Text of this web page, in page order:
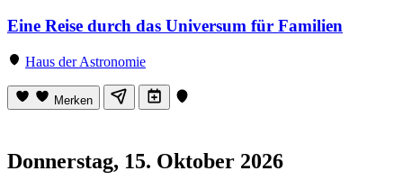
Eine Reise durch das Universum für Familien
Haus der Astronomie
Merken
Donnerstag, 15. Oktober 2026